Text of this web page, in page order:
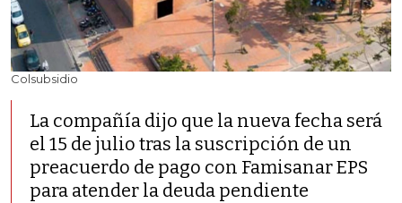
Colsubsidio
La compañía dijo que la nueva fecha será
el 15 de julio tras la suscripción de un
preacuerdo de pago con Famisanar EPS
para atender la deuda pendiente